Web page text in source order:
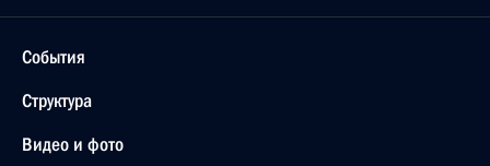
События
Структура
Видео и фото